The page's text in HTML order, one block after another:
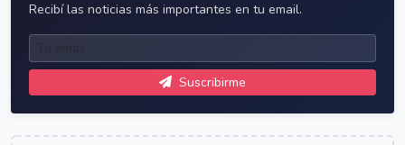
Recibí las noticias más importantes en tu email.
Suscribirme